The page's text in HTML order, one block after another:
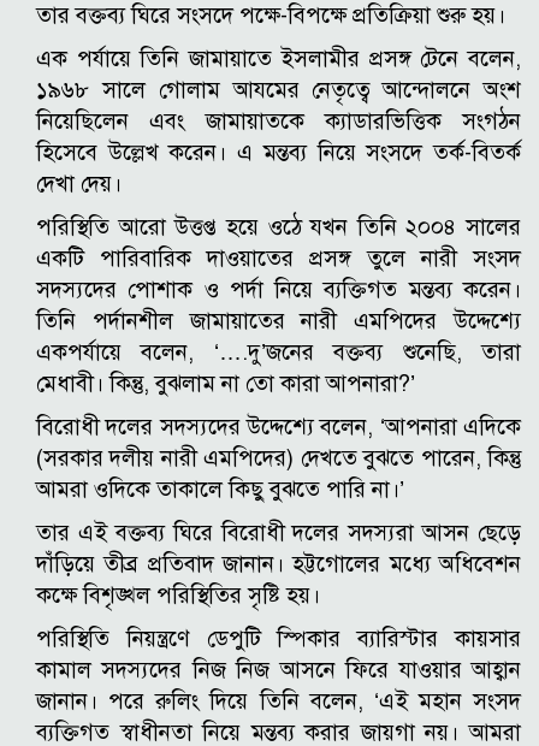
তার বক্তব্য ঘিরে সংসদে পক্ষে-বিপক্ষে প্রতিক্রিয়া শুরু হয়।
এক পর্যায়ে তিনি জামায়াতে ইসলামীর প্রসঙ্গ টেনে বলেন,
১৯৬৮ সালে গোলাম আযমের নেতৃত্বে আন্দোলনে অংশ
নিয়েছিলেন এবং জামায়াতকে ক্যাডারভিত্তিক সংগঠন
হিসেবে উল্লেখ করেন। এ মন্তব্য নিয়ে সংসদে তর্ক-বিতর্ক
দেখা দেয়।
পরিস্থিতি আরো উত্তপ্ত হয়ে ওঠে যখন তিনি ২০০৪ সালের
একটি পারিবারিক দাওয়াতের প্রসঙ্গ তুলে নারী সংসদ
সদস্যদের পোশাক ও পর্দা নিয়ে ব্যক্তিগত মন্তব্য করেন।
তিনি পর্দানশীল জামায়াতের নারী এমপিদের উদ্দেশ্যে
একপর্যায়ে বলেন, ‘….দু’জনের বক্তব্য শুনেছি, তারা
মেধাবী। কিন্তু, বুঝলাম না তো কারা আপনারা?’
বিরোধী দলের সদস্যদের উদ্দেশ্যে বলেন, ‘আপনারা এদিকে
(সরকার দলীয় নারী এমপিদের) দেখতে বুঝতে পারেন, কিন্তু
আমরা ওদিকে তাকালে কিছু বুঝতে পারি না।’
তার এই বক্তব্য ঘিরে বিরোধী দলের সদস্যরা আসন ছেড়ে
দাঁড়িয়ে তীব্র প্রতিবাদ জানান। হট্টগোলের মধ্যে অধিবেশন
কক্ষে বিশৃঙ্খল পরিস্থিতির সৃষ্টি হয়।
পরিস্থিতি নিয়ন্ত্রণে ডেপুটি স্পিকার ব্যারিস্টার কায়সার
কামাল সদস্যদের নিজ নিজ আসনে ফিরে যাওয়ার আহ্বান
জানান। পরে রুলিং দিয়ে তিনি বলেন, ‘এই মহান সংসদ
ব্যক্তিগত স্বাধীনতা নিয়ে মন্তব্য করার জায়গা নয়। আমরা